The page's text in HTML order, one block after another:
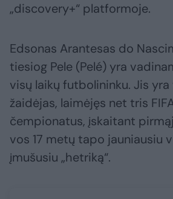
„discovery+“ platformoje.
Edsonas Arantesas do
tiesiog Pele (Pelé) yra
visų laikų futbolininku. Jis
žaidėjas, laimėjęs net tris
čempionatus, įskaitant
vos 17 metų tapo jauniausiu
įmušusiu „hetriką“.